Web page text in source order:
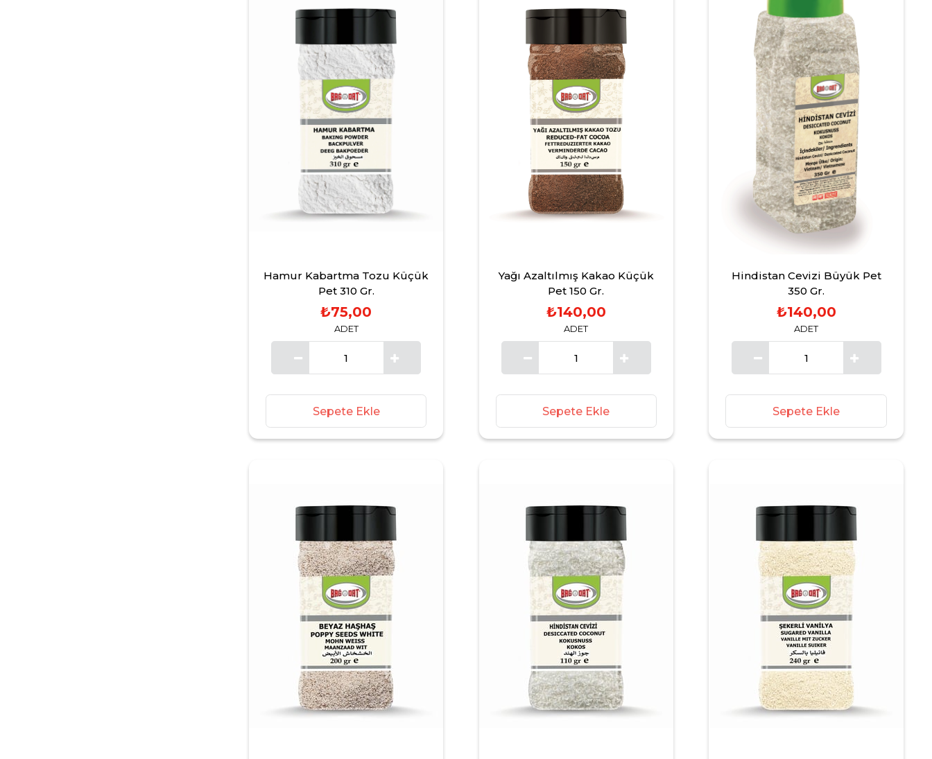
Hamur Kabartma Tozu Küçük
Pet 310 Gr.
ADET
₺75,00
Sepete Ekle
Yağı Azaltılmış Kakao Küçük
Pet 150 Gr.
ADET
₺140,00
Sepete Ekle
Hindistan Cevizi Büyük Pet
350 Gr.
ADET
₺140,00
Sepete Ekle